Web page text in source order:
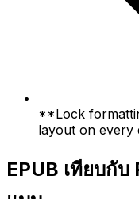
**Lock
layout on every
EPUB เทียบกับ